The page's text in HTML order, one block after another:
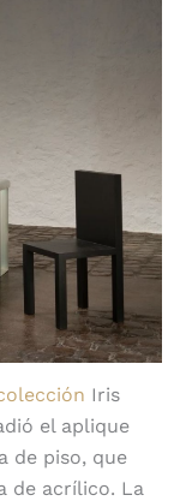
Iris
el aplique
de piso, que
de acrílico. La